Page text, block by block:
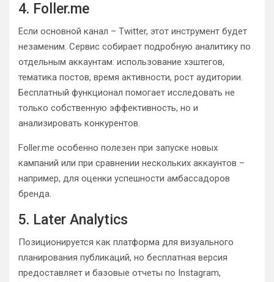
4. Foller.me
Если основной канал – Twitter, этот инструмент будет
незаменим. Сервис собирает подробную аналитику по
отдельным аккаунтам: использование хэштегов,
тематика постов, время активности, рост аудитории.
Бесплатный функционал помогает исследовать не
только собственную эффективность, но и
анализировать конкурентов.
Foller.me особенно полезен при запуске новых
кампаний или при сравнении нескольких аккаунтов –
например, для оценки успешности амбассадоров
бренда.
5. Later Analytics
Позиционируется как платформа для визуального
планирования публикаций, но бесплатная версия
предоставляет и базовые отчеты по Instagram,